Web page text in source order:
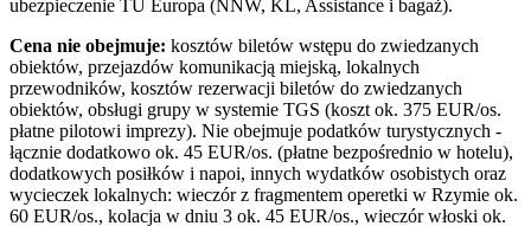
ubezpieczenie TU Europa (NNW, KL, Assistance i bagaż).
Cena nie obejmuje: kosztów biletów wstępu do zwiedzanych
obiektów, przejazdów komunikacją miejską, lokalnych
przewodników, kosztów rezerwacji biletów do zwiedzanych
obiektów, obsługi grupy w systemie TGS (koszt ok. 375 EUR/os.
płatne pilotowi imprezy). Nie obejmuje podatków turystycznych -
łącznie dodatkowo ok. 45 EUR/os. (płatne bezpośrednio w hotelu),
dodatkowych posiłków i napoi, innych wydatków osobistych oraz
wycieczek lokalnych: wieczór z fragmentem operetki w Rzymie ok.
60 EUR/os., kolacja w dniu 3 ok. 45 EUR/os., wieczór włoski ok.